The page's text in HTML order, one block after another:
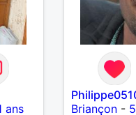
ans
Briançon-